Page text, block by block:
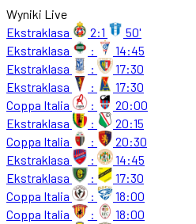
Wyniki Live
Ekstraklasa
2:1
50'
Ekstraklasa
:
14:45
Ekstraklasa
:
17:30
Ekstraklasa
:
17:30
Coppa Italia
:
20:00
Ekstraklasa
:
20:15
Coppa Italia
:
20:30
Ekstraklasa
:
14:45
Ekstraklasa
:
17:30
Coppa Italia
:
18:00
Coppa Italia
:
18:00